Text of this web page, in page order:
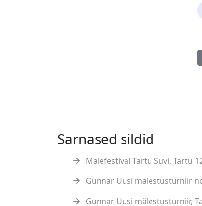
Sarnased sildid
Malefestival Tartu Suvi, Tartu
Gunnar Uusi mälestusturniir
Gunnar Uusi mälestusturniir,